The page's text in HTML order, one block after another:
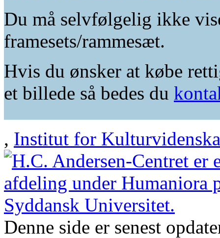
Du må selvfølgelig ikke
framesets/rammesæt.
Hvis du ønsker at købe
et billede så bedes du
, Institut for
Denne side er senest